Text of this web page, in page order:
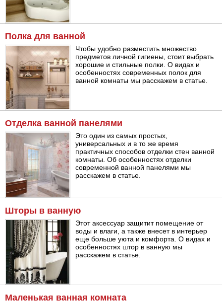
Полка для ванной
Чтобы удобно разместить множество
предметов личной гигиены, стоит выбрать
хорошие и стильные полки. О видах и
особенностях современных полок для
ванной комнаты мы расскажем в статье.
Отделка ванной панелями
Это один из самых простых,
универсальных и в то же время
практичных способов отделки стен ванной
комнаты. Об особенностях отделки
современной ванной панелями мы
расскажем в статье.
Шторы в ванную
Этот аксессуар защитит помещение от
воды и влаги, а также внесет в интерьер
еще больше уюта и комфорта. О видах и
особенностях штор в ванную мы
расскажем в статье.
Маленькая ванная комната